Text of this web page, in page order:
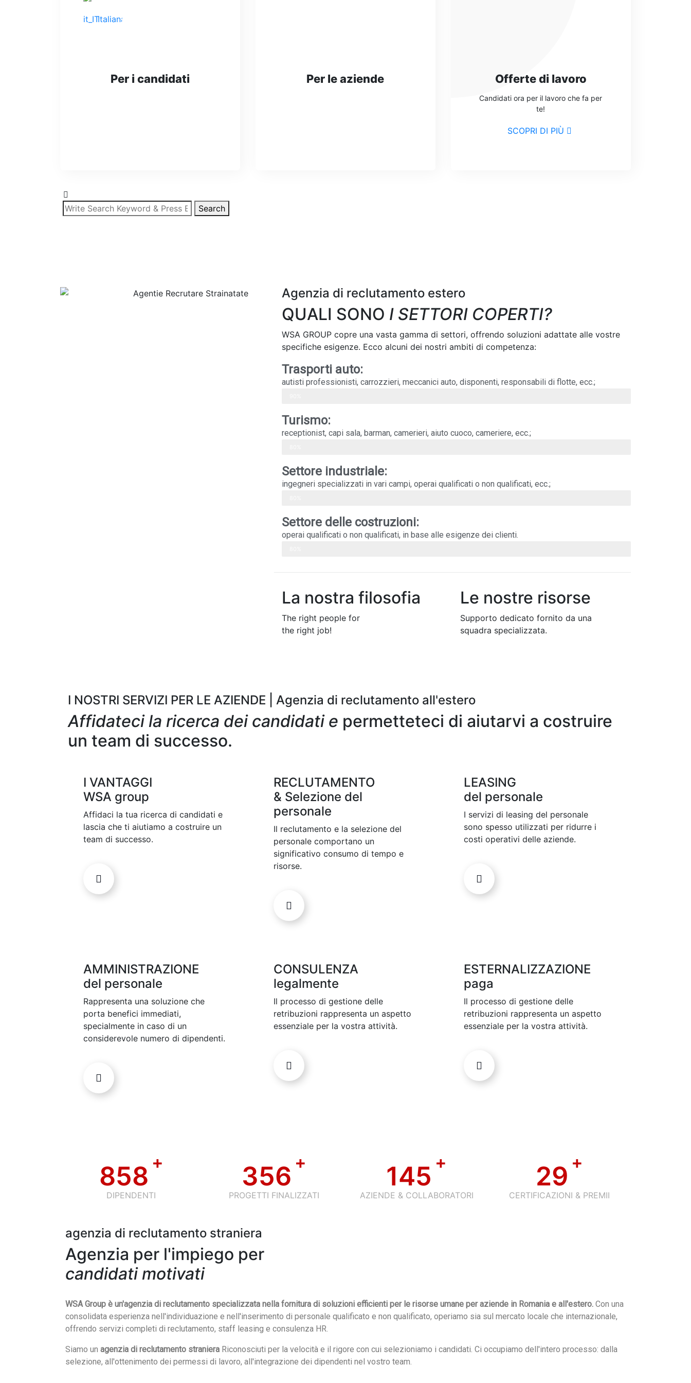
Italiana
Search
Per i candidati Per le aziende Offerte di lavoro
Candidati ora per il lavoro che fa per
te!
SCOPRI DI PIÙ
Agenzia di reclutamento estero
QUALI SONO I SETTORI COPERTI?
WSA GROUP copre una vasta gamma di settori, offrendo soluzioni adattate alle vostre
specifiche esigenze. Ecco alcuni dei nostri ambiti di competenza:
Trasporti auto:
autisti professionisti, carrozzieri, meccanici auto, disponenti, responsabili di flotte, ecc.;
Turismo:
receptionist, capi sala, barman, camerieri, aiuto cuoco, cameriere, ecc.;
Settore industriale:
ingegneri specializzati in vari campi, operai qualificati o non qualificati, ecc.;
Settore delle costruzioni:
operai qualificati o non qualificati, in base alle esigenze dei clienti.
La nostra filosofia
The right people for
the right job!
Le nostre risorse
Supporto dedicato fornito da una
squadra specializzata.
I NOSTRI SERVIZI PER LE AZIENDE | Agenzia di reclutamento all'estero
Affidateci la ricerca dei candidati e permetteteci di aiutarvi a costruire
un team di successo.
I VANTAGGI
WSA group
Affidaci la tua ricerca di candidati e
lascia che ti aiutiamo a costruire un
team di successo.
RECLUTAMENTO
& Selezione del
personale
Il reclutamento e la selezione del
personale comportano un
significativo consumo di tempo e
risorse.
LEASING
del personale
I servizi di leasing del personale
sono spesso utilizzati per ridurre i
costi operativi delle aziende.
AMMINISTRAZIONE
del personale
Rappresenta una soluzione che
porta benefici immediati,
specialmente in caso di un
considerevole numero di dipendenti.
CONSULENZA
legalmente
Il processo di gestione delle
retribuzioni rappresenta un aspetto
essenziale per la vostra attività.
ESTERNALIZZAZIONE
paga
Il processo di gestione delle
retribuzioni rappresenta un aspetto
essenziale per la vostra attività.
858 +
DIPENDENTI
356 +
PROGETTI FINALIZZATI
145 +
AZIENDE & COLLABORATORI
29 +
CERTIFICAZIONI & PREMII
agenzia di reclutamento straniera
Agenzia per l'impiego per
candidati motivati
WSA Group è un'agenzia di reclutamento specializzata nella fornitura di soluzioni efficienti per le risorse umane per aziende in Romania e all'estero. Con una
consolidata esperienza nell'individuazione e nell'inserimento di personale qualificato e non qualificato, operiamo sia sul mercato locale che internazionale,
offrendo servizi completi di reclutamento, staff leasing e consulenza HR.
Siamo un agenzia di reclutamento straniera Riconosciuti per la velocità e il rigore con cui selezioniamo i candidati. Ci occupiamo dell'intero processo: dalla
selezione, all'ottenimento dei permessi di lavoro, all'integrazione dei dipendenti nel vostro team.